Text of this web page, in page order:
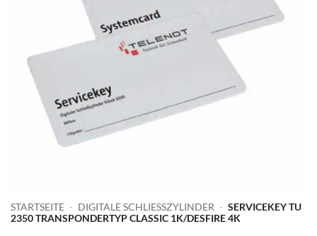
STARTSEITE - DIGITALE SCHLIESSZYLINDER - SERVICEKEY TU
2350 TRANSPONDERTYP CLASSIC 1K/DESFIRE 4K